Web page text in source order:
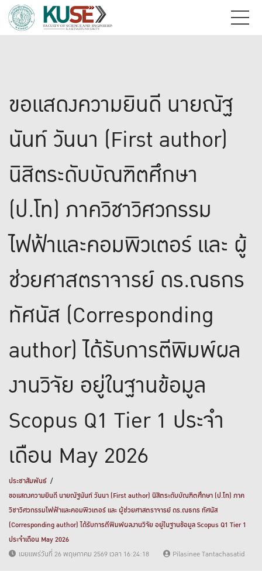
ขอแสดงความยินดี นายณัฐ
นันท์ วันนา (First author)
นิสิตระดับบัณฑิตศึกษา
(ป.โท) ภาควิชาวิศวกรรม
ไฟฟ้าและคอมพิวเตอร์ และ ผู้
ช่วยศาสตราจารย์ ดร.ณธกร
ทัศนัส (Corresponding
author) ได้รับการตีพิมพ์ผล
งานวิจัย อยู่ในฐานข้อมูล
Scopus Q1 Tier 1 ประจำ
เดือน May 2026
ประชาสัมพันธ์
ขอแสดงความยินดี นายณัฐนันท์ วันนา (First author) นิสิตระดับบัณฑิตศึกษา (ป.โท) ภาค
วิชาวิศวกรรมไฟฟ้าและคอมพิวเตอร์ และ ผู้ช่วยศาสตราจารย์ ดร.ณธกร ทัศนัส
(Corresponding author) ได้รับการตีพิมพ์ผลงานวิจัย อยู่ในฐานข้อมูล Scopus Q1 Tier 1
ประจำเดือน May 2026
เผยแพร่วันที่ 26 พฤษภาคม 2569 เวลา 16:24:18
Pilasinee Tantachasatid